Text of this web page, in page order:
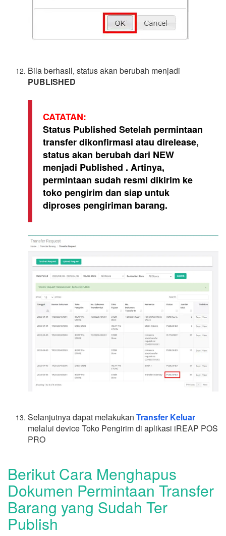
Bila berhasil, status akan berubah menjadi
PUBLISHED
CATATAN:
Status Published Setelah permintaan
transfer dikonfirmasi atau direlease,
status akan berubah dari NEW
menjadi Published . Artinya,
permintaan sudah resmi dikirim ke
toko pengirim dan siap untuk
diproses pengiriman barang.
Selanjutnya dapat melakukan Transfer Keluar
melalui device Toko Pengirim di aplikasi iREAP POS
PRO
Berikut Cara Menghapus
Dokumen Permintaan Transfer
Barang yang Sudah Ter
Publish